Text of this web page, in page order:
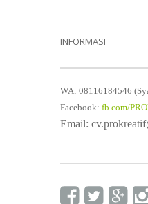
INFORMASI
WA: 08116184546
Facebook: fb.com/
Email: